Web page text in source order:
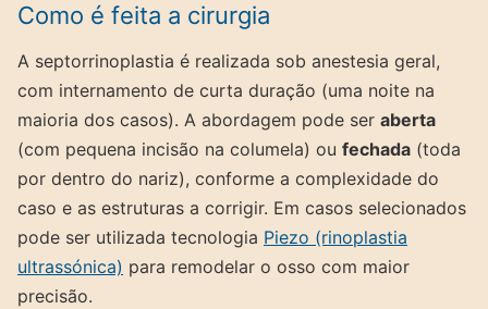
Como é feita a cirurgia
A septorrinoplastia é realizada sob anestesia geral,
com internamento de curta duração (uma noite na
maioria dos casos). A abordagem pode ser aberta
(com pequena incisão na columela) ou fechada (toda
por dentro do nariz), conforme a complexidade do
caso e as estruturas a corrigir. Em casos selecionados
pode ser utilizada tecnologia Piezo (rinoplastia
ultrassónica) para remodelar o osso com maior
precisão.